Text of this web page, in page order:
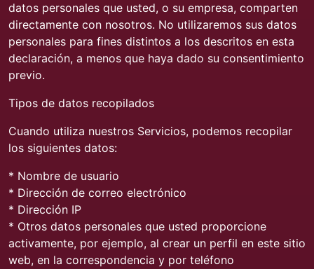
datos personales que usted, o su empresa, comparten
directamente con nosotros. No utilizaremos sus datos
personales para fines distintos a los descritos en esta
declaración, a menos que haya dado su consentimiento
previo.
Tipos de datos recopilados
Cuando utiliza nuestros Servicios, podemos recopilar
los siguientes datos:
* Nombre de usuario
* Dirección de correo electrónico
* Dirección IP
* Otros datos personales que usted proporcione
activamente, por ejemplo, al crear un perfil en este sitio
web, en la correspondencia y por teléfono